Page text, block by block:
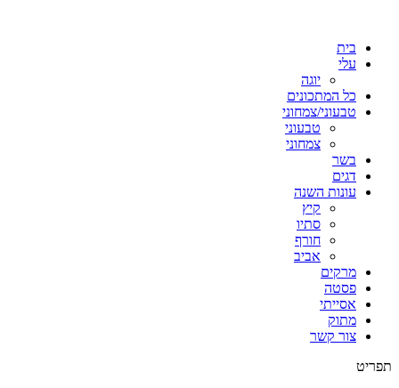
בית
עלי
יוגה
כל המתכונים
טבעוני/צמחוני
טבעוני
צמחוני
בשר
דגים
עונות השנה
קיץ
סתיו
חורף
אביב
מרקים
פסטה
אסייתי
מתוק
צור קשר
תפריט